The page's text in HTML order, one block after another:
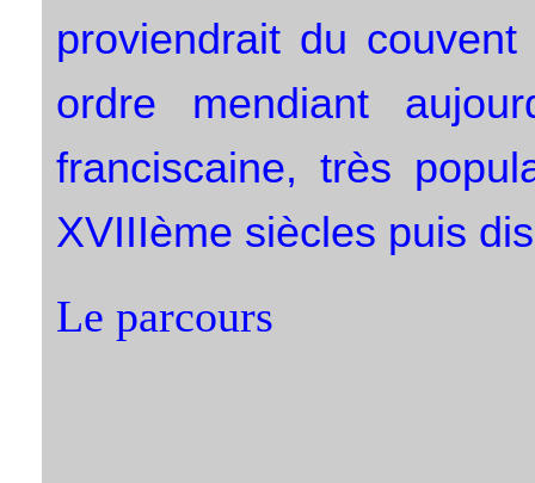
proviendrait du
ordre mendiant
franciscaine, très
XVIIIème siècles puis
Le parcours